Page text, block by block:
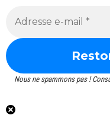
Nous ne spammons pas !